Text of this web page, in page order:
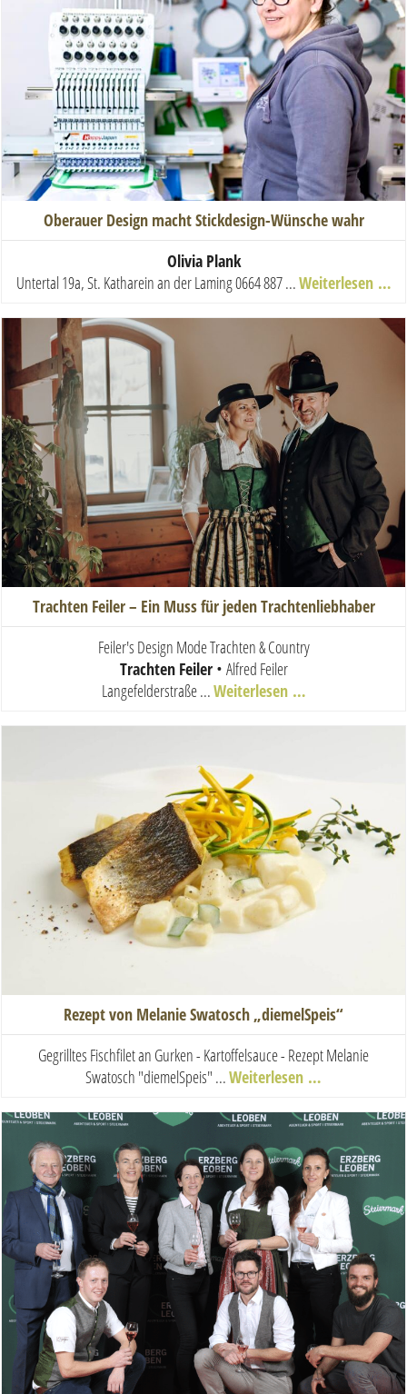
Oberauer Design macht Stickdesign-Wünsche wahr
Olivia Plank
Untertal 19a, St. Katharein an der Laming0664 887 ...Weiterlesen …
Trachten Feiler – Ein Muss für jeden Trachtenliebhaber
Feiler's Design Mode Trachten & Country
Trachten Feiler • Alfred Feiler
Langefelderstraße ...Weiterlesen …
Rezept von Melanie Swatosch „diemelSpeis“
Gegrilltes Fischfilet an Gurken - Kartoffelsauce - Rezept Melanie
Swatosch "diemelSpeis" ...Weiterlesen …